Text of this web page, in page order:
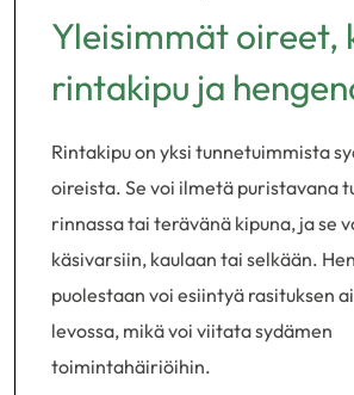
Yleisimmät oireet,
rintakipu ja
Rintakipu on yksi tunnetuimmista
oireista. Se voi ilmetä puristavana
rinnassa tai terävänä kipuna, ja se
käsivarsiin, kaulaan tai selkään.
puolestaan voi esiintyä rasituksen
levossa, mikä voi viitata sydämen
toimintahäiriöihin.